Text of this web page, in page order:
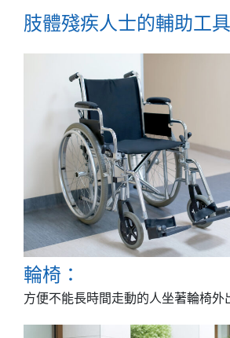
肢體殘疾人士的輔助工具
輪椅：
方便不能長時間走動的人坐著輪椅外